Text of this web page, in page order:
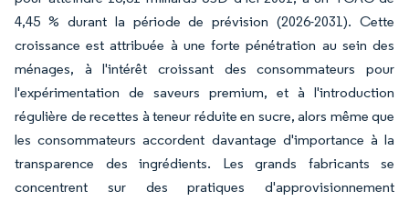
4,45 % durant la période de prévision (2026-2031). Cette
croissance est attribuée à une forte pénétration au sein des
ménages, à l'intérêt croissant des consommateurs pour
l'expérimentation de saveurs premium, et à l'introduction
régulière de recettes à teneur réduite en sucre, alors même que
les consommateurs accordent davantage d'importance à la
transparence des ingrédients. Les grands fabricants se
concentrent sur des pratiques d'approvisionnement